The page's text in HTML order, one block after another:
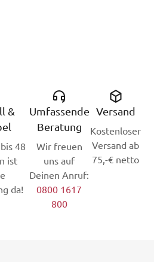
&
48
ist
da!
Umfassende
Beratung
Wir freuen
uns auf
Deinen Anruf:
0800 1617
800
Versand
Kostenloser
Versand ab
75,-€ netto